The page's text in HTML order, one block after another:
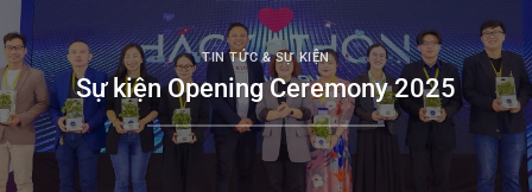
TIN TỨC & SỰ KIỆN
Sự kiện Opening Ceremony 2025